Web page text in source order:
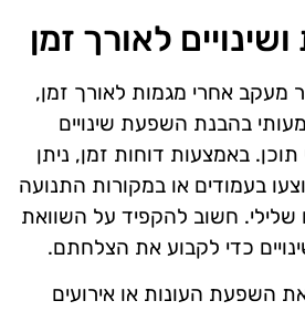
לאורך זמן
מעקב אחרי מגמות לאורך זמן,
בהבנת השפעת שינויים
תוכן. באמצעות דוחות זמן, ניתן
בעמודים או במקורות התנועה
שלילי. חשוב להקפיד על השוואת
כדי לקבוע את הצלחתם.
השפעת העונות או אירועים